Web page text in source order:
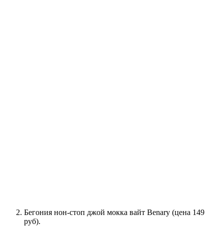
Бегония нон-стоп джой мокка вайт Benary (цена 149
руб).